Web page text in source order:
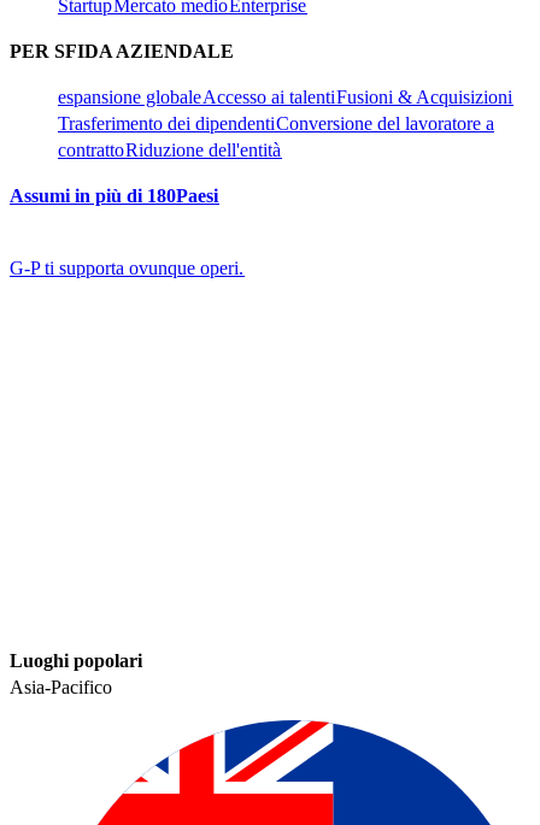
Startup​​Mercato medio​​ Enterprise​​
PER SFIDA AZIENDALE​​
espansione globale​​Accesso ai talenti​​Fusioni & Acquisizioni​​
Trasferimento dei dipendenti​​Conversione del lavoratore a
contratto​​Riduzione dell'entità​​
Assumi in più di 180Paesi​​
G-P ti supporta ovunque operi.​​
Luoghi popolari​​
Asia-Pacifico​​